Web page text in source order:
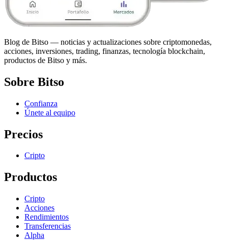
Blog de Bitso — noticias y actualizaciones sobre criptomonedas,
acciones, inversiones, trading, finanzas, tecnología blockchain,
productos de Bitso y más.
Sobre Bitso
Confianza
Únete al equipo
Precios
Cripto
Productos
Cripto
Acciones
Rendimientos
Transferencias
Alpha